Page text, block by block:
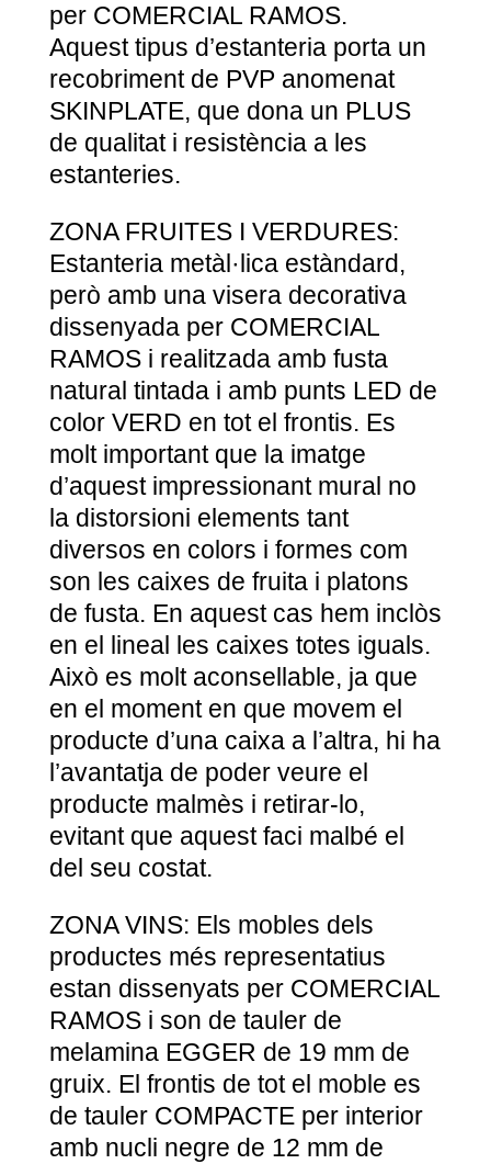
per COMERCIAL RAMOS.
Aquest tipus d’estanteria porta un
recobriment de PVP anomenat
SKINPLATE, que dona un PLUS
de qualitat i resistència a les
estanteries.
ZONA FRUITES I VERDURES:
Estanteria metàl·lica estàndard,
però amb una visera decorativa
dissenyada per COMERCIAL
RAMOS i realitzada amb fusta
natural tintada i amb punts LED de
color VERD en tot el frontis. Es
molt important que la imatge
d’aquest impressionant mural no
la distorsioni elements tant
diversos en colors i formes com
son les caixes de fruita i platons
de fusta. En aquest cas hem inclòs
en el lineal les caixes totes iguals.
Això es molt aconsellable, ja que
en el moment en que movem el
producte d’una caixa a l’altra, hi ha
l’avantatja de poder veure el
producte malmès i retirar-lo,
evitant que aquest faci malbé el
del seu costat.
ZONA VINS: Els mobles dels
productes més representatius
estan dissenyats per COMERCIAL
RAMOS i son de tauler de
melamina EGGER de 19 mm de
gruix. El frontis de tot el moble es
de tauler COMPACTE per interior
amb nucli negre de 12 mm de